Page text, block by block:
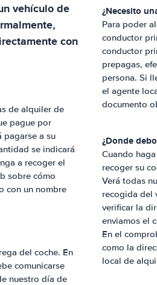
vehículo de
con
de alquiler de
pague por
a su
se indicará
a recoger el
sobre cómo
con un nombre
del coche. En
comunicarse
nuestro día de
¿Necesito
Para poder
conductor
conductor
prepagas,
persona. Si
el agente
documento
¿Donde
Cuando
recoger su
Verá todas
recogida del
verificar la
enviamos el
En el
como la
local de